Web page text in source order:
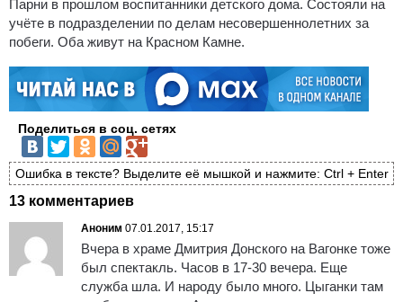
Парни в прошлом воспитанники детского дома. Состояли на
учёте в подразделении по делам несовершеннолетних за
побеги. Оба живут на Красном Камне.
Поделиться в соц. сетях
Ошибка в тексте? Выделите её мышкой и нажмите: Ctrl + Enter
13 комментариев
Аноним 07.01.2017, 15:17
Вчера в храме Дмитрия Донского на Вагонке тоже
был спектакль. Часов в 17-30 вечера. Еще
служба шла. И народу было много. Цыганки там